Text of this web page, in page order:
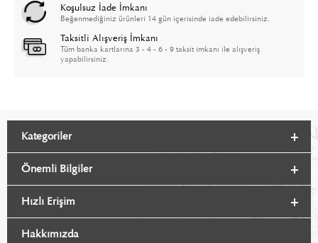
Koşulsuz İade İmkanı
Beğenmediğiniz ürünleri 14 gün içerisinde iade edebilirsiniz.
Taksitli Alışveriş İmkanı
Tüm banka kartlarına 3 - 4 - 6 - 9 taksit imkanı ile alışveriş
yapabilirsiniz.
Kategoriler
Önemli Bilgiler
Hızlı Erişim
Hakkımızda